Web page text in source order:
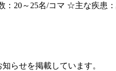
：20～25名/コマ ☆主な疾患
らせを掲載しています。